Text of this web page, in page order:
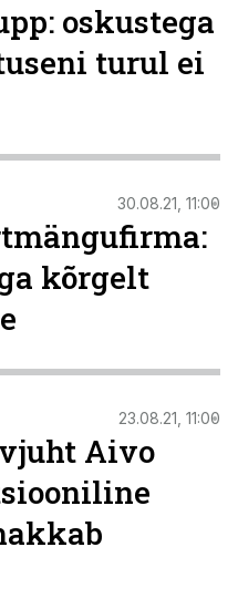
oskustega
turul ei
30.08.21, 11:00
kõrgelt
23.08.21, 11:00
Aivo